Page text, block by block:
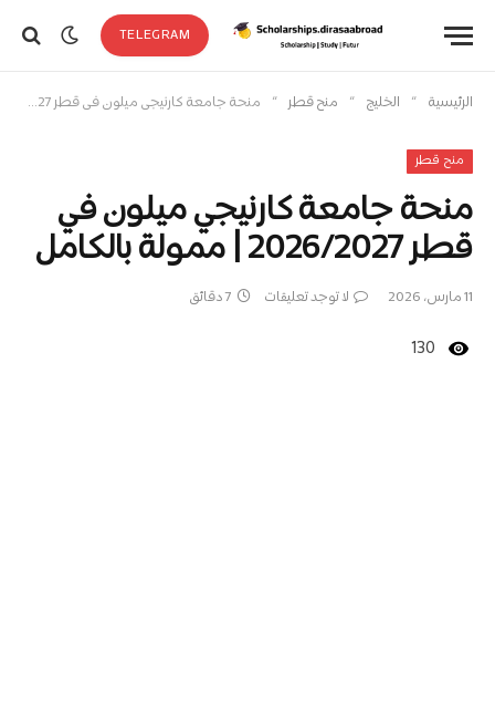
TELEGRAM
الرئيسية » الخليج » منح قطر » منحة جامعة كارنيجي ميلون في قطر 2026/2027 | ممولة بالكامل
منح قطر
منحة جامعة كارنيجي ميلون في
قطر 2026/2027 | ممولة بالكامل
11 مارس، 2026 لا توجد تعليقات 7 دقائق
130